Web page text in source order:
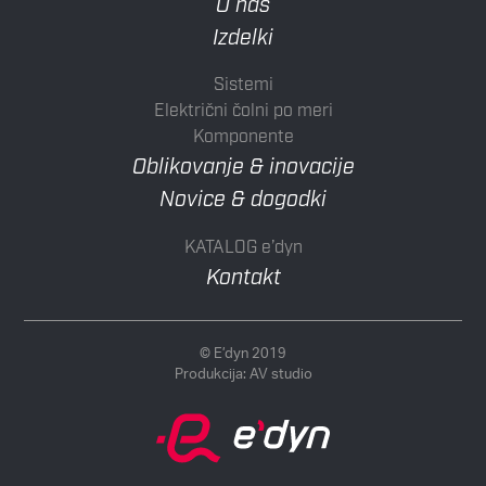
Izdelki
Sistemi
Električni čolni po meri
Komponente
Oblikovanje & inovacije
Novice & dogodki
KATALOG e’dyn
Kontakt
© E’dyn 2019
Produkcija: AV studio